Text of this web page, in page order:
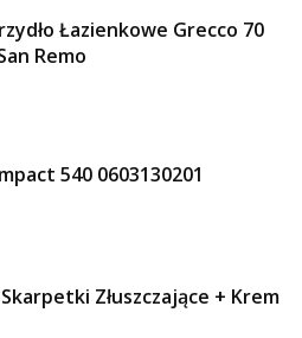
Łazienkowe Grecco 70
Remo
540 0603130201
Skarpetki Złuszczające + Krem